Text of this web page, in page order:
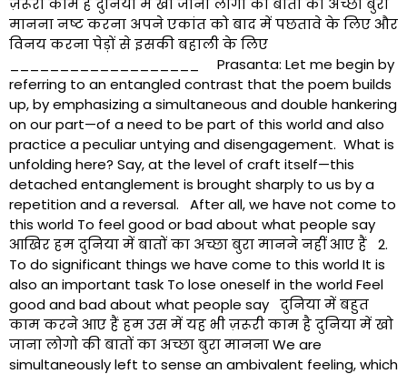
ज़रूरी काम है दुनिया में खो जाना लोगो की बातों का अच्छा बुरा
मानना नष्ट करना अपने एकांत को बाद में पछतावे के लिए और
विनय करना पेड़ों से इसकी बहाली के लिए
___________________ Prasanta: Let me begin by
referring to an entangled contrast that the poem builds
up, by emphasizing a simultaneous and double hankering
on our part—of a need to be part of this world and also
practice a peculiar untying and disengagement. What is
unfolding here? Say, at the level of craft itself—this
detached entanglement is brought sharply to us by a
repetition and a reversal. After all, we have not come to
this world To feel good or bad about what people say
आखिर हम दुनिया में बातों का अच्छा बुरा मानने नहीं आए हैं 2.
To do significant things we have come to this world It is
also an important task To lose oneself in the world Feel
good and bad about what people say दुनिया में बहुत
काम करने आए हैं हम उस में यह भी ज़रूरी काम है दुनिया में खो
जाना लोगो की बातों का अच्छा बुरा मानना We are
simultaneously left to sense an ambivalent feeling, which